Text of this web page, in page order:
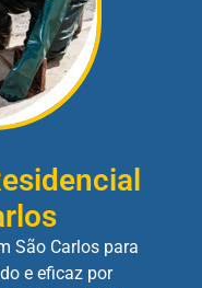
São Carlos para
e eficaz por